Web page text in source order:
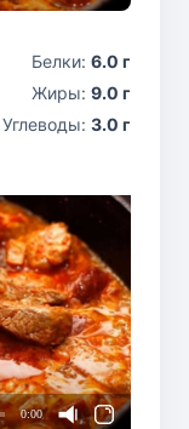
Белки: 6.0 г
Жиры: 9.0 г
Углеводы: 3.0 г
0:00